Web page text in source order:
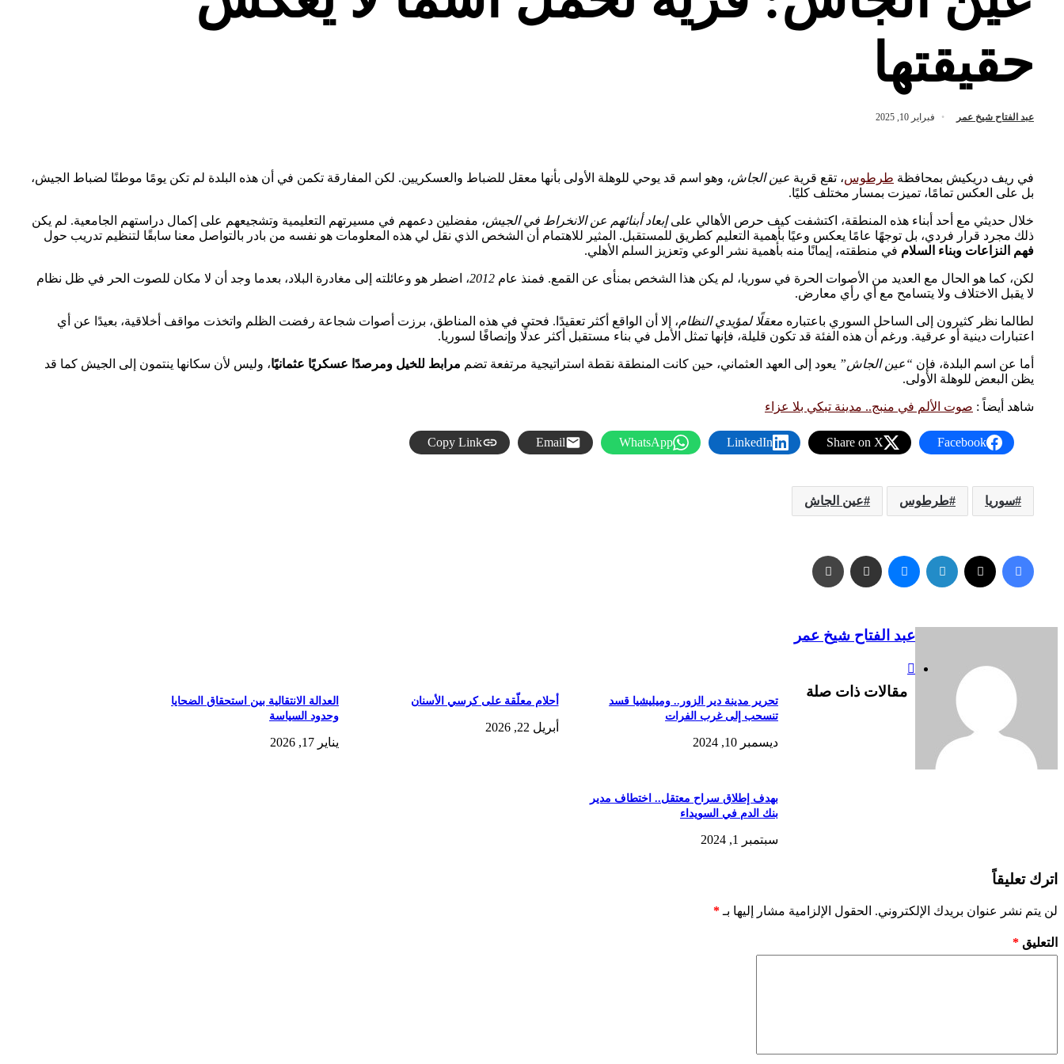
حقيقتها
عبد الفتاح شيخ عمر فبراير 10, 2025
في ريف دريكيش بمحافظة طرطوس، تقع قرية عين الجاش، وهو اسم قد يوحي للوهلة الأولى بأنها معقل للضباط والعسكريين. لكن المفارقة تكمن في أن هذه البلدة لم تكن يومًا موطنًا لضباط الجيش،
بل على العكس تمامًا، تميزت بمسار مختلف كليًا.
خلال حديثي مع أحد أبناء هذه المنطقة، اكتشفت كيف حرص الأهالي علىإبعاد أبنائهم عن الانخراط في الجيش، مفضلين دعمهم في مسيرتهم التعليمية وتشجيعهم على إكمال دراستهم الجامعية. لم يكن
ذلك مجرد قرار فردي، بل توجهًا عامًا يعكس وعيًا بأهمية التعليم كطريق للمستقبل. المثير للاهتمام أن الشخص الذي نقل لي هذه المعلومات هو نفسه من بادر بالتواصل معنا سابقًا لتنظيم تدريب حول
فهم النزاعات وبناء السلام في منطقته، إيمانًا منه بأهمية نشر الوعي وتعزيز السلم الأهلي.
لكن، كما هو الحال مع العديد من الأصوات الحرة في سوريا، لم يكن هذا الشخص بمنأى عن القمع. فمنذ عام 2012، اضطر هو وعائلته إلى مغادرة البلاد، بعدما وجد أن لا مكان للصوت الحر في ظل نظام
لا يقبل الاختلاف ولا يتسامح مع أي رأي معارض.
لطالما نظر كثيرون إلى الساحل السوري باعتباره معقلًا لمؤيدي النظام، إلا أن الواقع أكثر تعقيدًا. فحتى في هذه المناطق، برزت أصوات شجاعة رفضت الظلم واتخذت مواقف أخلاقية، بعيدًا عن أي
اعتبارات دينية أو عرقية. ورغم أن هذه الفئة قد تكون قليلة، فإنها تمثل الأمل في بناء مستقبل أكثر عدلًا وإنصافًا لسوريا.
أما عن اسم البلدة، فإن “عين الجاش” يعود إلى العهد العثماني، حين كانت المنطقة نقطة استراتيجية مرتفعة تضم مرابط للخيل ومرصدًا عسكريًا عثمانيًا، وليس لأن سكانها ينتمون إلى الجيش كما قد
يظن البعض للوهلة الأولى.
شاهد أيضاً : صوت الألم في منبج.. مدينة تبكي بلا عزاء
Facebook
Share on X
LinkedIn
WhatsApp
Email
Copy Link
سوريا طرطوس عين الجاش
فيسبوك لينكدإن ماسنجر مشاركة عبر البريد
عبد الفتاح شيخ عمر
الويب
مقالات ذات صلة
تحرير مدينة دير الزور.. وميليشيا قسد
تنسحب إلى غرب الفرات
ديسمبر 10, 2024
أحلام معلّقة على كرسي الأسنان
أبريل 22, 2026
العدالة الانتقالية بين استحقاق الضحايا
وحدود السياسة
يناير 17, 2026
بهدف إطلاق سراح معتقل.. اختطاف مدير
بنك الدم في السويداء
سبتمبر 1, 2024
اترك تعليقاً
لن يتم نشر عنوان بريدك الإلكتروني. الحقول الإلزامية مشار إليها بـ *
التعليق *